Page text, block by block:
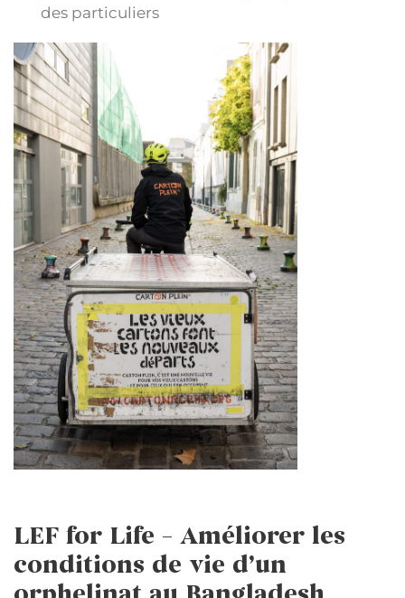
des particuliers
LEF for Life – Améliorer les
conditions de vie d’un